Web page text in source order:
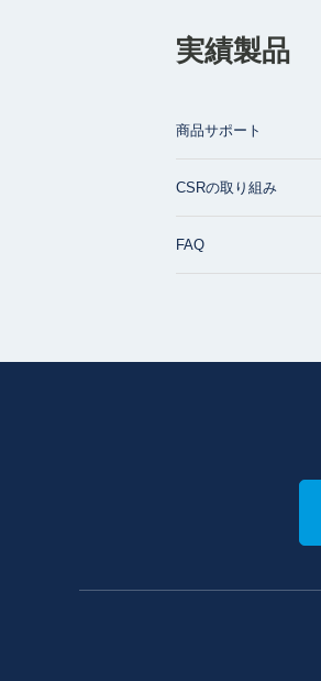
実績製品
商品サポート
CSRの取り組み
FAQ